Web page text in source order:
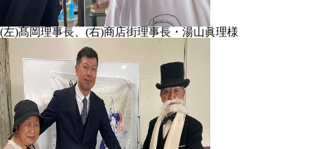
(左)髙岡理事長、(右)商店街理事長・湯山眞理様